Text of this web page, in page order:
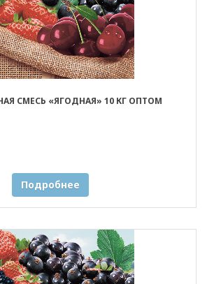
СМЕСЬ «ЯГОДНАЯ» 10 КГ ОПТОМ
Подробнее